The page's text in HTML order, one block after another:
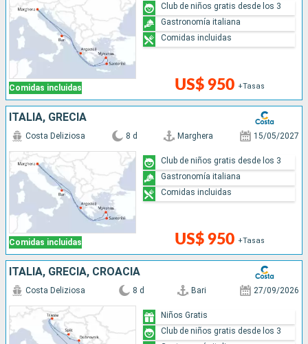
Comidas incluidas US$ 950 +Tasas
Club de niños gratis desde los 3
Gastronomía italiana
Comidas incluidas
ITALIA, GRECIA
Comidas incluidas
Costa Deliziosa 8 d Marghera 15/05/2027
US$ 950 +Tasas
Club de niños gratis desde los 3
Gastronomía italiana
Comidas incluidas
ITALIA, GRECIA, CROACIA
Costa Deliziosa 8 d Bari 27/09/2026
Niños Gratis
Club de niños gratis desde los 3